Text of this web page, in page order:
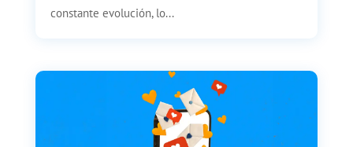
constante evolución, lo...